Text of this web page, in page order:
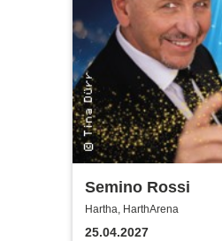
Semino Rossi
Hartha, HarthArena
25.04.2027